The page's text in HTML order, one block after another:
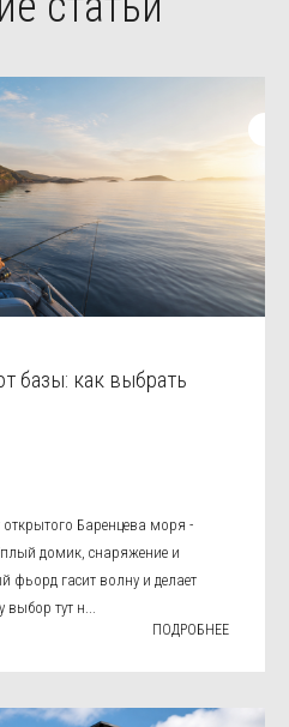
базы: как выбрать
открытого Баренцева моря -
домик, снаряжение и
фьорд гасит волну и делает
выбор тут н...
ПОДРОБНЕЕ